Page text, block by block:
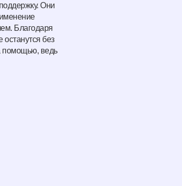
Они
Благодаря
без
помощью, ведь